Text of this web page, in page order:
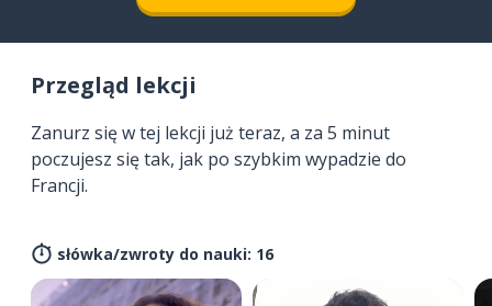
Przegląd lekcji
Zanurz się w tej lekcji już teraz, a za 5 minut
poczujesz się tak, jak po szybkim wypadzie do
Francji.
słówka/zwroty do nauki: 16